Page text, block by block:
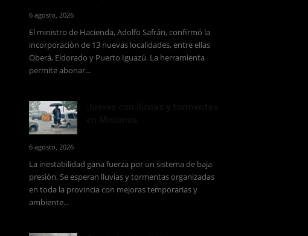
6 agosto, 2026
El ministro de Hacienda, Adolfo Safrán, confirmó la
incorporación de 13 nuevas localidades, entre ellas
Oberá, Eldorado y Puerto Iguazú. La herramienta
permite abonar...
6 agosto, 2026
La inestabilidad gana fuerza por un sistema de baja
presión. Se esperan lluvias y tormentas organizadas
en toda la provincia con mejoras temporarias y
ambiente...